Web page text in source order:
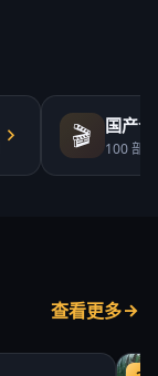
🎬 国产
100部 ·
查看更多